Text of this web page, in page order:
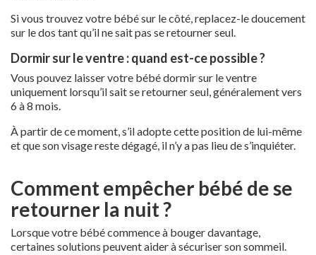
Si vous trouvez votre bébé sur le côté, replacez-le doucement
sur le dos tant qu’il ne sait pas se retourner seul.
Dormir sur le ventre : quand est-ce possible ?
Vous pouvez laisser votre bébé dormir sur le ventre
uniquement lorsqu’il sait se retourner seul, généralement vers
6 à 8 mois.
À partir de ce moment, s’il adopte cette position de lui-même
et que son visage reste dégagé, il n’y a pas lieu de s’inquiéter.
Comment empêcher bébé de se
retourner la nuit ?
Lorsque votre bébé commence à bouger davantage,
certaines solutions peuvent aider à sécuriser son sommeil.